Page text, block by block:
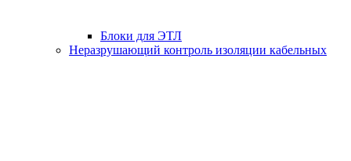
Блоки для ЭТЛ
Неразрушающий контроль изоляции кабельных